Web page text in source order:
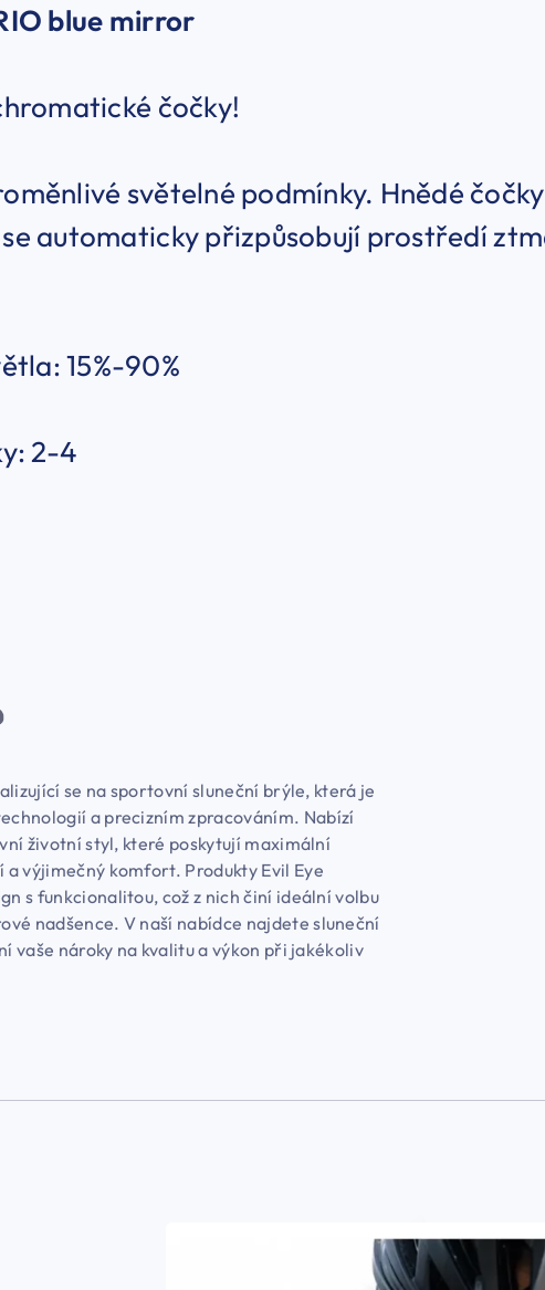
blue mirror
čočky!
světelné podmínky. Hnědé
automaticky přizpůsobují prostředí
15%-90%
2-4
se na sportovní sluneční brýle, která je
a precizním zpracováním. Nabízí
životní styl, které poskytují maximální
výjimečný komfort. Produkty Evil Eye
s funkcionalitou, což z nich činí ideální volbu
nadšence. V naší nabídce najdete sluneční
vaše nároky na kvalitu a výkon při jakékoliv